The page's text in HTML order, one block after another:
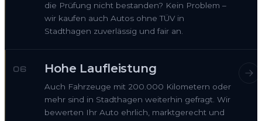
die Prüfung nicht bestanden? Kein Problem –
wir kaufen auch Autos ohne TÜV in
Stadthagen zuverlässig und fair an.
06 Hohe Laufleistung
Auch Fahrzeuge mit 200.000 Kilometern oder
mehr sind in Stadthagen weiterhin gefragt. Wir
bewerten Ihr Auto ehrlich, marktgerecht und